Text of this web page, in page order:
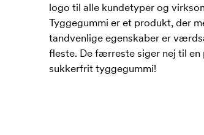
logo til alle kundetyper og
Tyggegummi er et produkt, der
tandvenlige egenskaber er
fleste. De færreste siger nej til en
sukkerfrit tyggegummi!